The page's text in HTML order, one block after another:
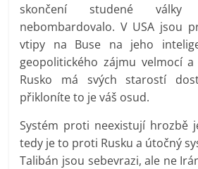
skončení studené války
nebombardovalo. V USA jsou
vtipy na Buse na jeho
geopolitického zájmu velmocí a
Rusko má svých starostí
přikloníte to je váš osud.
Systém proti neexistují hrozbě
tedy je to proti Rusku a útočný
Talibán jsou sebevrazi, ale ne